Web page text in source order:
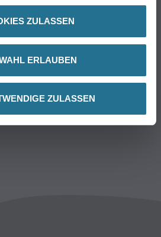
ZULASSEN
ERLAUBEN
ZULASSEN